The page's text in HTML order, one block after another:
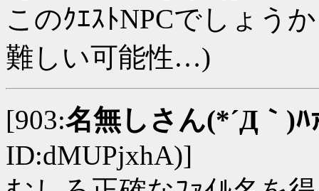
このｸｴｽﾄNPCでしょう
難しい可能性…)
[903:名無しさん(*´Д｀)ﾊ
ID:dMUPjxhA)]